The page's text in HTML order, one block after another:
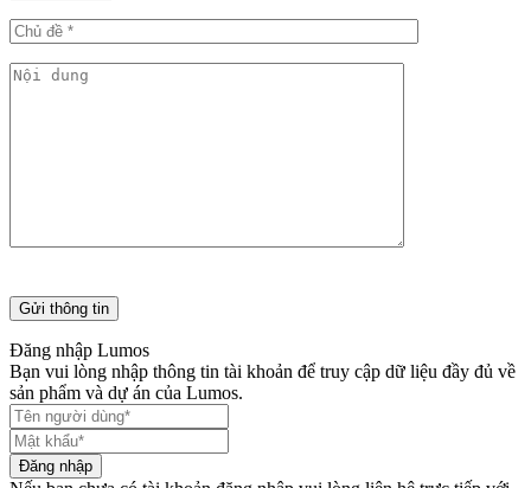
Đăng nhập Lumos
Bạn vui lòng nhập thông tin tài khoản để truy cập dữ liệu đầy đủ về
sản phẩm và dự án của Lumos.
Đăng nhập